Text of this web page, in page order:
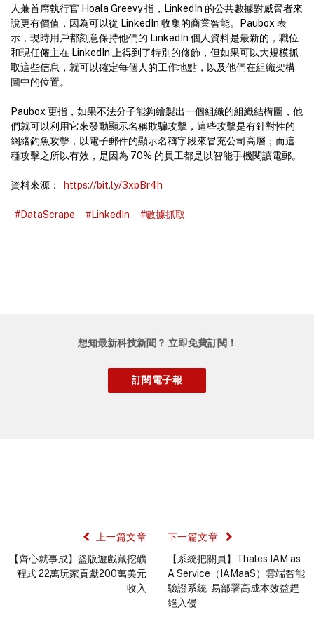
人兼首席執行官 Hoala Greevy 指，LinkedIn 的公共數據對威脅者來
說更有價值，因為可以從 LinkedIn 收集的商業智能。Paubox 表
示，現時用戶都刻意保持他們的 LinkedIn 個人資料是最新的，職位
和現任僱主在 LinkedIn 上得到了特別的修飾，但如果可以大規模抓
取這些信息，就可以確定每個人的工作地點，以及他們在組織架構
圖中的位置。
Paubox 更指，如果不法分子能夠繪製出一個組織的組織結構圖，他
們就可以利用它來發動顯示名稱欺騙攻擊，這些攻擊是有針對性的
網絡釣魚攻擊，以電子郵件的顯示名稱字段來冒充公司高層；而這
種攻擊之所以有效，是因為 70% 的員工都是以智能手機閱讀電郵。
資料來源： https://bit.ly/3xpBr4h
#DataScrape #LinkedIn #數據抓取
想知最新科技新聞？ 立即免費訂閱！
上一篇文章
【齊心就事成】盜版遊戲藏挖礦
程式 22萬玩家貢獻200萬美元
收入
下一篇文章
【系統把關員】Thales IAM as
A Service（IAMaaS）雲端智能
驗證系統 易部署高成本效益趕
絕入侵